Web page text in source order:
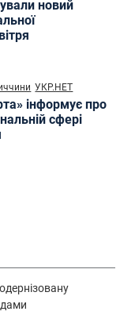
новий
УКР.НЕТ
інформує про
сфері